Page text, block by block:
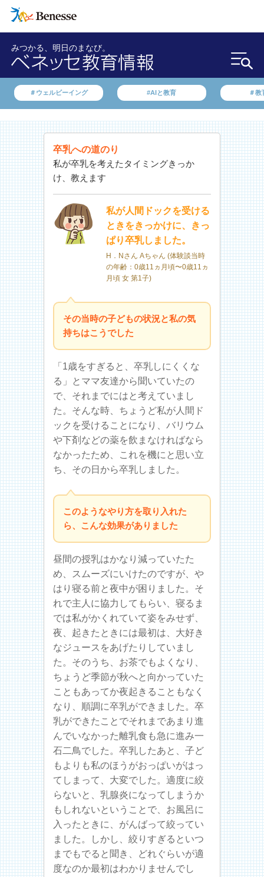
みつかる、明日のまなび。
＃ウェルビーイング #AIと教育 ＃教
卒乳への道のり
私が卒乳を考えたタイミングきっか
け、教えます
私が人間ドックを受ける
ときをきっかけに、きっ
ぱり卒乳しました。
H．Nさん Aちゃん (体験談当時
の年齢：0歳11ヵ月頃〜0歳11ヵ
月頃 女 第1子)
その当時の子どもの状況と私の気
持ちはこうでした
「1歳をすぎると、卒乳しにくくな
る」とママ友達から聞いていたの
で、それまでにはと考えていまし
た。そんな時、ちょうど私が人間ド
ックを受けることになり、バリウム
や下剤などの薬を飲まなければなら
なかったため、これを機にと思い立
ち、その日から卒乳しました。
このようなやり方を取り入れた
ら、こんな効果がありました
昼間の授乳はかなり減っていたた
め、スムーズにいけたのですが、や
はり寝る前と夜中が困りました。そ
れで主人に協力してもらい、寝るま
では私がかくれていて姿をみせず、
夜、起きたときには最初は、大好き
なジュースをあげたりしていまし
た。そのうち、お茶でもよくなり、
ちょうど季節が秋へと向かっていた
こともあってか夜起きることもなく
なり、順調に卒乳ができました。卒
乳ができたことでそれまであまり進
んでいなかった離乳食も急に進み一
石二鳥でした。卒乳したあと、子ど
もよりも私のほうがおっぱいがはっ
てしまって、大変でした。適度に絞
らないと、乳腺炎になってしまうか
もしれないということで、お風呂に
入ったときに、がんばって絞ってい
ました。しかし、絞りすぎるといつ
までもでると聞き、どれぐらいが適
度なのか最初はわかりませんでし